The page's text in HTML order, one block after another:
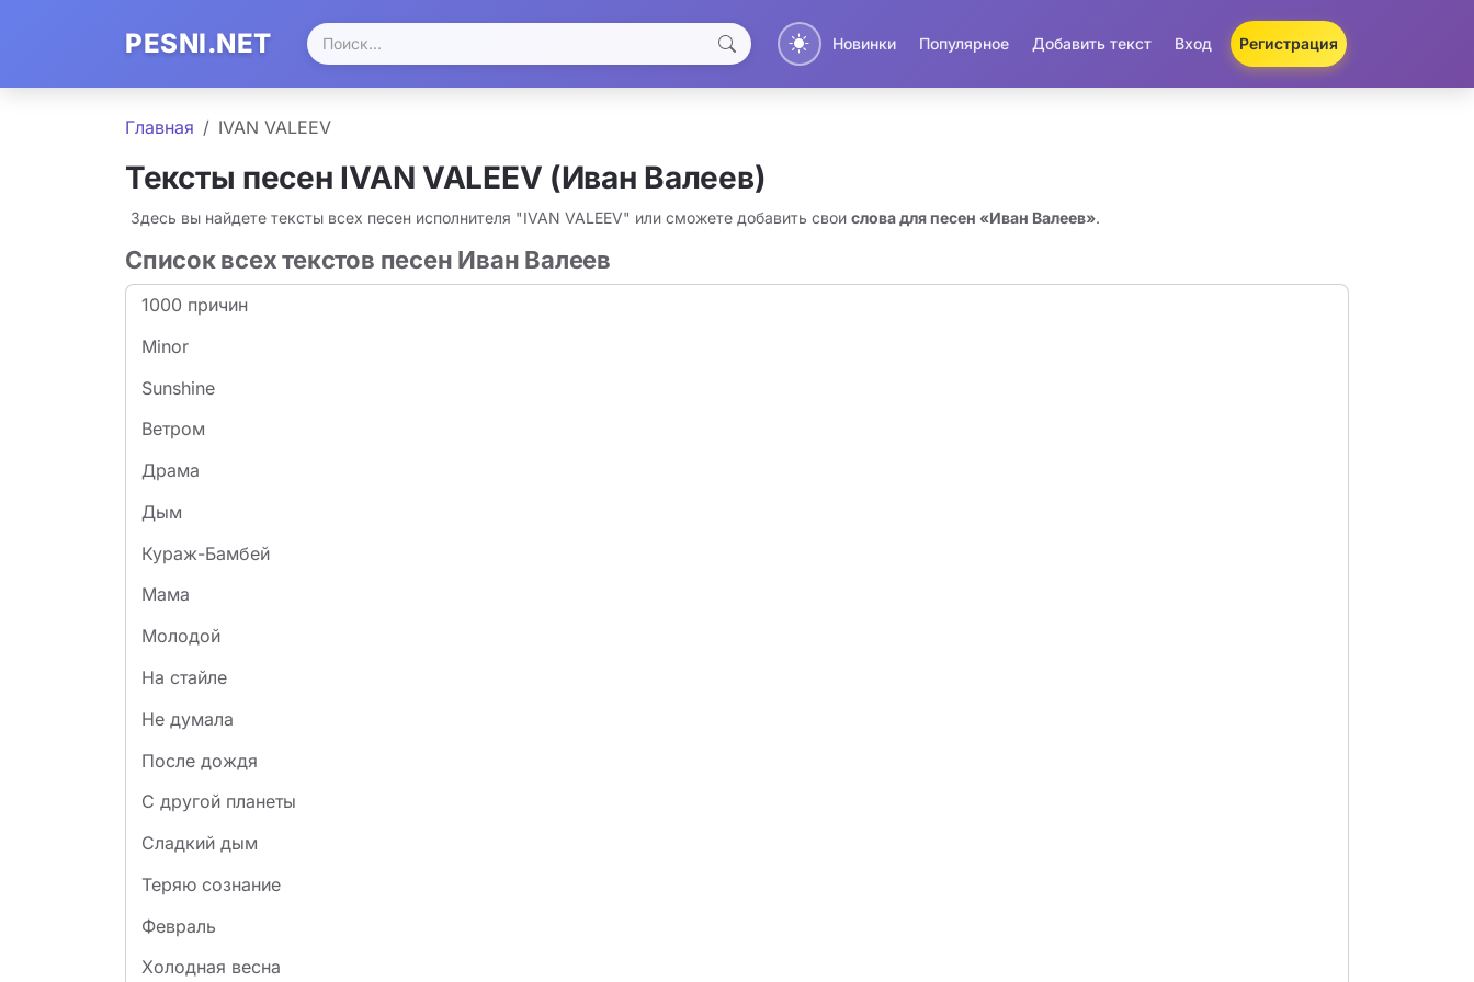
PESNI.NET Новинки Популярное Добавить текст Вход Регистрация
Главная IVAN VALEEV
Тексты песен IVAN VALEEV (Иван Валеев)
Здесь вы найдете тексты всех песен исполнителя "IVAN VALEEV" или сможете добавить свои слова для песен «Иван Валеев».
Список всех текстов песен Иван Валеев
1000 причин
Minor
Sunshine
Ветром
Драма
Дым
Кураж-Бамбей
Мама
Молодой
На стайле
Не думала
После дождя
С другой планеты
Сладкий дым
Теряю сознание
Февраль
Холодная весна